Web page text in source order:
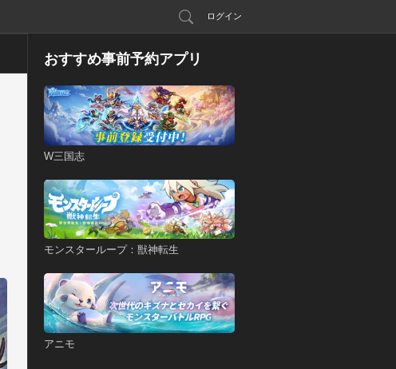
ログイン
おすすめ事前予約アプリ
W三国志
モンスターループ：獣神転生
アニモ